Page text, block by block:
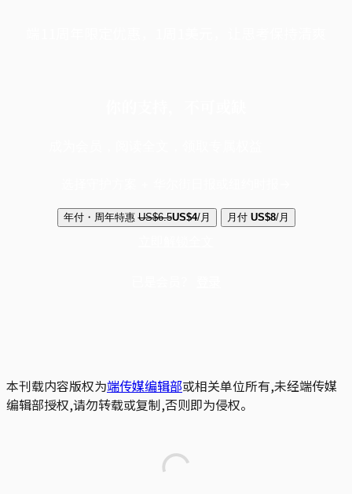
年付・周年特惠 US$6.5US$4/月 月付 US$8/月
本刊载内容版权为端传媒编辑部或相关单位所有,未经端传媒
编辑部授权,请勿转载或复制,否则即为侵权。